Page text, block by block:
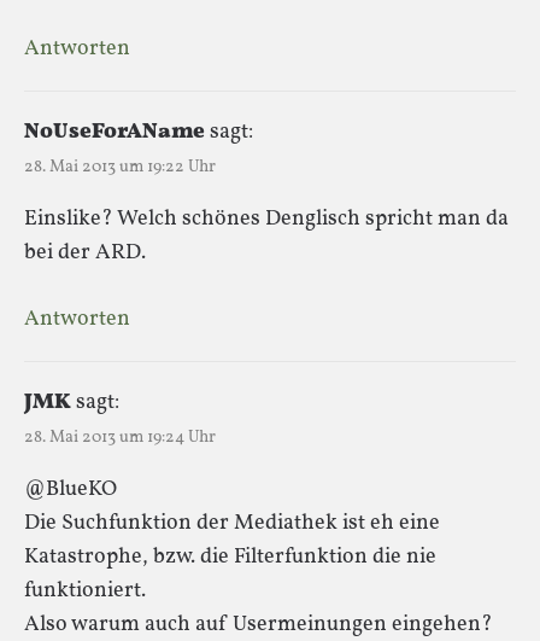
Antworten
NoUseForANamesagt:
28. Mai 2013 um 19:22 Uhr
Einslike? Welch schönes Denglisch spricht man da
bei der ARD.
Antworten
JMKsagt:
28. Mai 2013 um 19:24 Uhr
@BlueKO
Die Suchfunktion der Mediathek ist eh eine
Katastrophe, bzw. die Filterfunktion die nie
funktioniert.
Also warum auch auf Usermeinungen eingehen?